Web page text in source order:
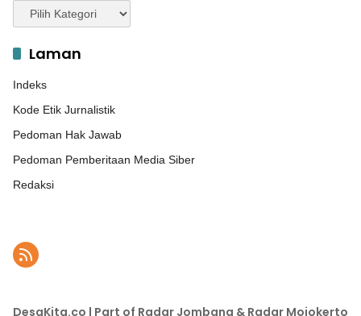
Kategori
Laman
Indeks
Kode Etik Jurnalistik
Pedoman Hak Jawab
Pedoman Pemberitaan Media Siber
Redaksi
DesaKita.co | Part of Radar Jombang & Radar Mojokerto